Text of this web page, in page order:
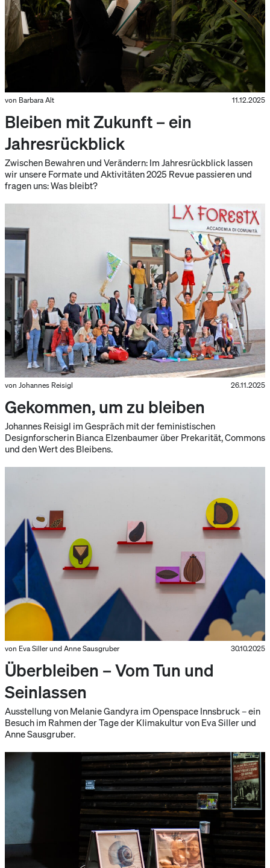
von Barbara Alt 11.12.2025
Bleiben mit Zukunft – ein
Jahresrückblick
Zwischen Bewahren und Verändern: Im Jahresrückblick lassen
wir unsere Formate und Aktivitäten 2025 Revue passieren und
fragen uns: Was bleibt?
von Johannes Reisigl 26.11.2025
Gekommen, um zu bleiben
Johannes Reisigl im Gespräch mit der feministischen
Designforscherin Bianca Elzenbaumer über Prekarität, Commons
und den Wert des Bleibens.
von Eva Siller und Anne Sausgruber 30.10.2025
Überbleiben – Vom Tun und
Seinlassen
Ausstellung von Melanie Gandyra im Openspace Innsbruck – ein
Besuch im Rahmen der Tage der Klimakultur von Eva Siller und
Anne Sausgruber.